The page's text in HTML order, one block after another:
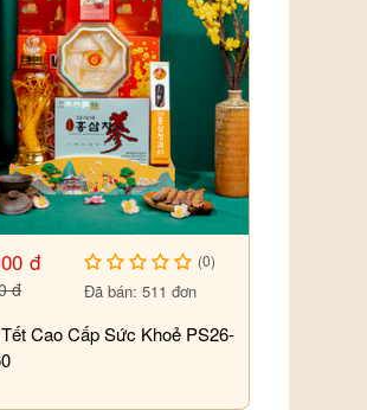
đ
đ
(0)
Đã bán: 511 đơn
Cao Cấp Sức Khoẻ PS26-